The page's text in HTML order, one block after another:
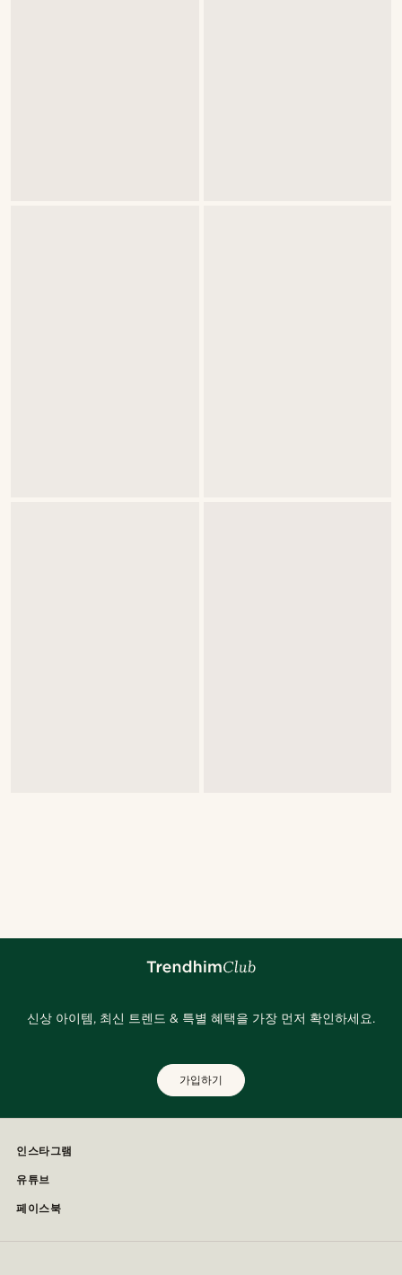
신상 아이템, 최신 트렌드 & 특별 혜택을 가장 먼저 확인하세요.
가입하기
인스타그램
유튜브
페이스북